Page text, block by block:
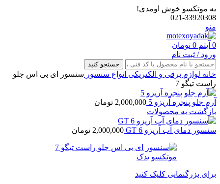
به موتکسو خوش اومدی!
021-33920308
منو
0 آیتم 0 تومان
ورود / ثبت نام
جستجو کنید
خانه لوازم برقی و الکتریکی انواع سنسور سنسور ای بی اس جلو
راست تیگو 7
آرم جلو پنجره آریزو 5 2,000,000 تومان
بازگشت به محصولات
سنسور دمای آب آریزو 6 GT 2,000,000 تومان
برای بزرگنمایی کلیک کنید